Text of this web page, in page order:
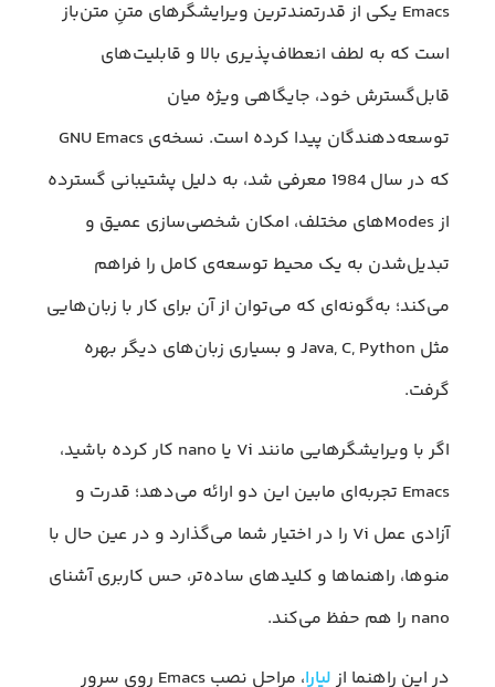
Emacs یکی از قدرتمندترین ویرایشگرهای متنِ متن‌باز
است که به لطف انعطاف‌پذیری بالا و قابلیت‌های
قابل‌گسترش خود، جایگاهی ویژه میان
توسعه‌دهندگان پیدا کرده است. نسخه‌ی GNU Emacs
که در سال 1984 معرفی شد، به دلیل پشتیبانی گسترده
از Modes‌های مختلف، امکان شخصی‌سازی عمیق و
تبدیل‌شدن به یک محیط توسعه‌ی کامل را فراهم
می‌کند؛ به‌گونه‌ای که می‌توان از آن برای کار با زبان‌هایی
مثل Java, C, Python و بسیاری زبان‌های دیگر بهره
گرفت.
اگر با ویرایشگرهایی مانند Vi یا nano کار کرده باشید،
Emacs تجربه‌ای مابین این دو ارائه می‌دهد؛ قدرت و
آزادی عمل Vi را در اختیار شما می‌گذارد و در عین حال با
منوها، راهنماها و کلیدهای ساده‌تر، حس کاربری آشنای
nano را هم حفظ می‌کند.
در این راهنما از لیارا
، مراحل نصب Emacs روی سرور